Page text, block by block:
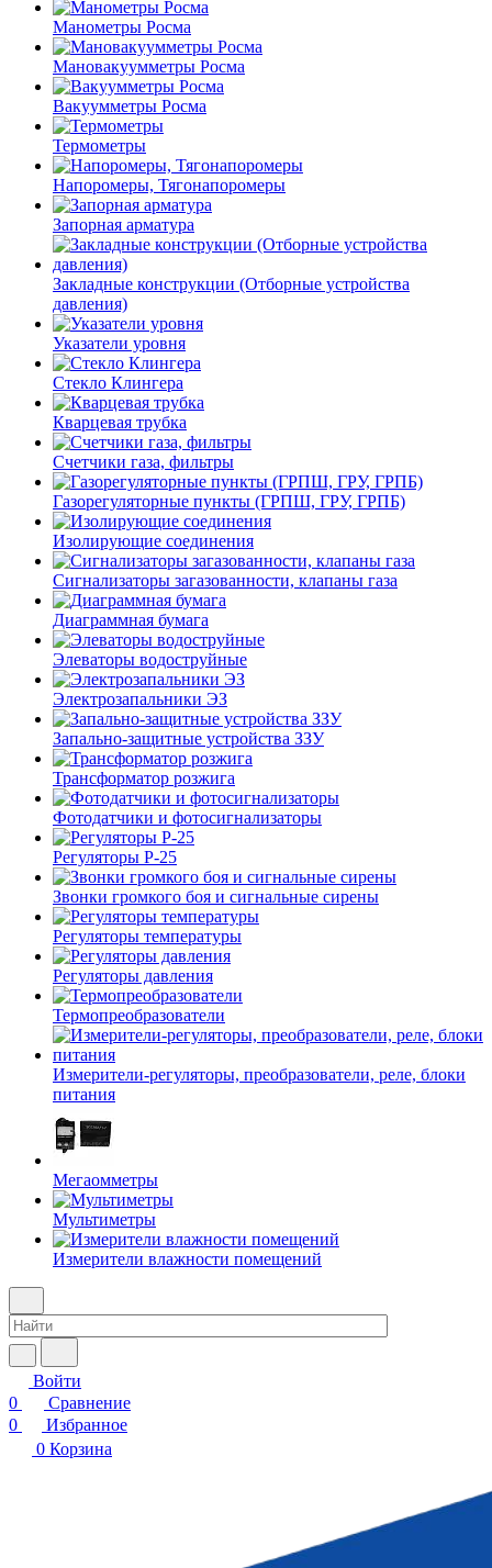
Манометры Росма
Мановакуумметры Росма
Вакуумметры Росма
Термометры
Напоромеры, Тягонапоромеры
Запорная арматура
Закладные конструкции (Отборные устройства
давления)
Указатели уровня
Стекло Клингера
Кварцевая трубка
Счетчики газа, фильтры
Газорегуляторные пункты (ГРПШ, ГРУ, ГРПБ)
Изолирующие соединения
Сигнализаторы загазованности, клапаны газа
Диаграммная бумага
Элеваторы водоструйные
Электрозапальники ЭЗ
Запально-защитные устройства ЗЗУ
Трансформатор розжига
Фотодатчики и фотосигнализаторы
Регуляторы Р-25
Звонки громкого боя и сигнальные сирены
Регуляторы температуры
Регуляторы давления
Термопреобразователи
Измерители-регуляторы, преобразователи, реле, блоки
питания
Мегаомметры
Мультиметры
Измерители влажности помещений
Войти
0
Сравнение
0
Избранное
0 Корзина